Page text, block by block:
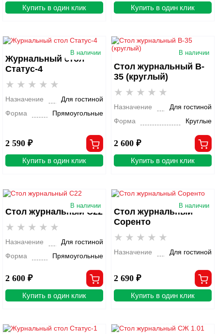
Купить в один клик Купить в один клик
В наличии
Журнальный стол
Статус-4
Назначение
Для гостиной
Форма
Прямоугольные
2 590 ₽
Купить в один клик
В наличии
Стол журнальный B-
35 (круглый)
Назначение
Для гостиной
Форма
Круглые
2 600 ₽
Купить в один клик
В наличии
Стол журнальный С22
Назначение
Для гостиной
Форма
Прямоугольные
2 600 ₽
Купить в один клик
В наличии
Стол журнальный
Соренто
Назначение Для гостиной
2 690 ₽
Купить в один клик